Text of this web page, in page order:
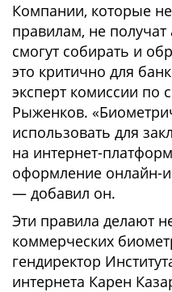
Компании, которые
правилам, не
смогут собирать и
это критично для
эксперт комиссии по
Рыженков.
использовать для
на интернет-
оформление онлайн-
— добавил он.
Эти правила делают
коммерческих
гендиректор
интернета Карен